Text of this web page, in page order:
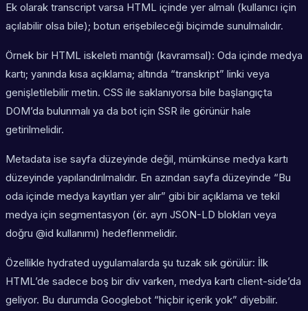
Ek olarak transcript varsa HTML içinde yer almalı (kullanıcı için
açılabilir olsa bile); botun erişebileceği biçimde sunulmalıdır.
Örnek bir HTML iskeleti mantığı (kavramsal): Oda içinde medya
kartı; yanında kısa açıklama; altında “transkript” linki veya
genişletilebilir metin. CSS ile saklanıyorsa bile başlangıçta
DOM’da bulunmalı ya da bot için SSR ile görünür hale
getirilmelidir.
Metadata ise sayfa düzeyinde değil, mümkünse medya kartı
düzeyinde yapılandırılmalıdır. En azından sayfa düzeyinde “Bu
oda içinde medya kayıtları yer alır” gibi bir açıklama ve tekil
medya için segmentasyon (ör. ayrı JSON-LD blokları veya
doğru @id kullanımı) hedeflenmelidir.
Özellikle hydrated uygulamalarda şu tuzak sık görülür: İlk
HTML’de sadece boş bir div varken, medya kartı client-side’da
geliyor. Bu durumda Googlebot “hiçbir içerik yok” diyebilir.